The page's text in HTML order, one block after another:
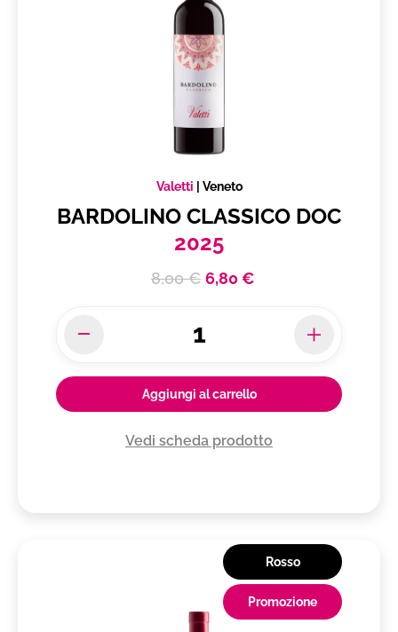
Valetti | Veneto
BARDOLINO CLASSICO DOC
2025
8,00 € 6,80 €
Aggiungi al carrello
Vedi scheda prodotto
Rosso
Promozione